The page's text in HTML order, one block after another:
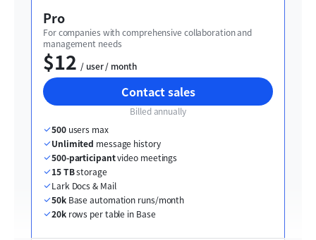
Pro
For companies with comprehensive collaboration and
management needs
$12
  / user / month
Contact sales
Billed annually
500 users max
Unlimited message history
500-participant video meetings
15 TB storage
Lark Docs & Mail
50k Base automation runs/month
20k rows per table in Base